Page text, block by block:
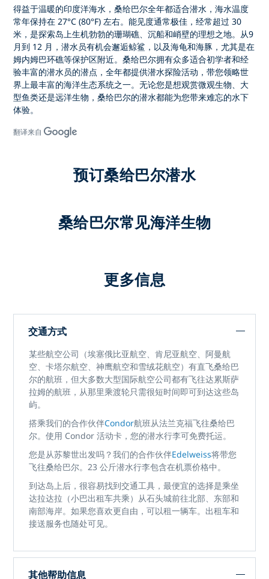
得益于温暖的印度洋海水，桑给巴尔全年都适合潜水 ，海水温度
常年保持在 27°C (80°F) 左右。能见度通常极佳，经常超过 30
米，是探索岛上生机勃勃的珊瑚礁、沉船和峭壁的理想之地。从9
月到 12 月 ，潜水员有机会邂逅鲸鲨 ，以及海龟和海豚，尤其是在
姆内姆巴环礁等保护区附近。桑给巴尔拥有众多适合初学者和经
验丰富的潜水员的潜点，全年都提供潜水探险活动，带您领略世
界上最丰富的海洋生态系统之一。无论您是想观赏微观生物、大
型鱼类还是远洋生物，桑给巴尔的潜水都能为您带来难忘的水下
体验。
翻译来自
预订桑给巴尔潜水
桑给巴尔常见海洋生物
更多信息
交通方式
某些航空公司（埃塞俄比亚航空、肯尼亚航空、阿曼航
空、卡塔尔航空、神鹰航空和雪绒花航空）有直飞桑给巴
尔的航班，但大多数大型国际航空公司都有飞往达累斯萨
拉姆的航班，从那里乘渡轮只需很短时间即可到达这些岛
屿。
搭乘我们的合作伙伴Condor航班从法兰克福飞往桑给巴
尔。使用 Condor 活动卡，您的潜水行李可免费托运。
您是从苏黎世出发吗？我们的合作伙伴Edelweiss将带您
飞往桑给巴尔。23 公斤潜水行李包含在机票价格中。
到达岛上后，很容易找到交通工具，最便宜的选择是乘坐
达拉达拉（小巴出租车共乘）从石头城前往北部、东部和
南部海岸。如果您喜欢更自由，可以租一辆车。出租车和
接送服务也随处可见。
其他帮助信息